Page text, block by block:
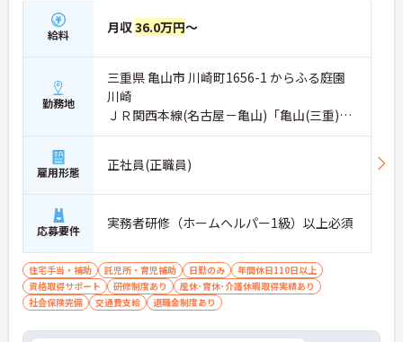
給料 月収36.0万円～
勤務地
三重県 亀山市 川崎町1656-1 からふる庭園
川崎
ＪＲ関西本線(名古屋－亀山)「亀山(三重)
駅」バス・車16分
雇用形態 正社員(正職員)
応募要件 実務者研修（ホームヘルパー1級）以上必須
住宅手当・補助 託児所・育児補助 日勤のみ
年間休日110日以上
資格取得サポート
研修制度あり
産休･育休･介護休暇取得実績あり
社会保険完備
交通費支給 退職金制度あり